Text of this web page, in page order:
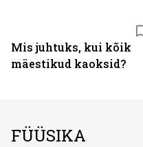
Mis juhtuks, kui kõik
mäestikud kaoksid?
FÜÜSIKA